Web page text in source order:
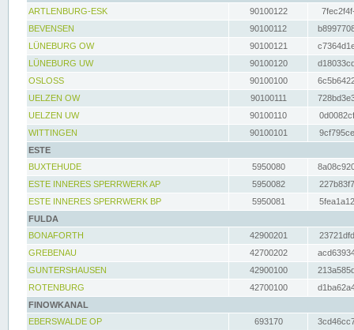
ARTLENBURG-ESK
90100122
BEVENSEN
90100112
LÜNEBURG OW
90100121
LÜNEBURG UW
90100120
OSLOSS
90100100
UELZEN OW
90100111
UELZEN UW
90100110
WITTINGEN
90100101
ESTE
BUXTEHUDE
5950080
ESTE INNERES SPERRWERK AP
5950082
ESTE INNERES SPERRWERK BP
5950081
FULDA
BONAFORTH
42900201
GREBENAU
42700202
GUNTERSHAUSEN
42900100
ROTENBURG
42700100
FINOWKANAL
EBERSWALDE OP
693170